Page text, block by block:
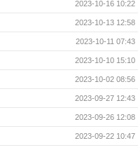
2023-10-16 10:22
2023-10-13 12:58
2023-10-11 07:43
2023-10-10 15:10
2023-10-02 08:56
2023-09-27 12:43
2023-09-26 12:08
2023-09-22 10:47